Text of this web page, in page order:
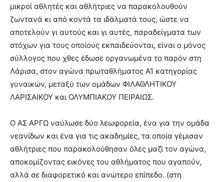
μικροί αθλητές και αθλήτριες να παρακολουθούν
ζωντανά κι από κοντά τα ιδάλματά τους, ώστε να
αποτελούν γι αυτούς και γι αυτές, παραδείγματα των
στόχων για τους οποίους εκπαιδεύονται, είναι ο μόνος
σύλλογος που χθες έδωσε οργανωμένα το παρόν στη
Λάρισα, στον αγώνα πρωταθλήματος Α1 κατηγορίας
γυναικών, μεταξύ των ομάδων ΦΙΛΑΘΛΗΤΙΚΟΥ
ΛΑΡΙΣΑΙΚΟΥ και ΟΛΥΜΠΙΑΚΟΥ ΠΕΙΡΑΙΩΣ.
Ο ΑΣ ΑΡΓΩ ναύλωσε δύο λεωφορεία, ένα για την ομάδα
νεανίδων και ένα για τις ακαδημίες, τα οποία γέμισαν
αθλήτριες που παρακολούθησαν όλες μαζί τον αγώνα,
αποκομίζοντας εικόνες του αθλήματος που αγαπούν,
αλλά σε διαφορετικό και ανώτερο επίπεδο. (στη